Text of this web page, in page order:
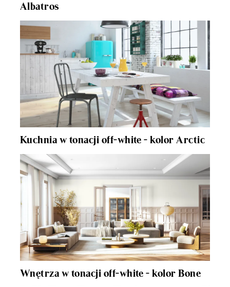
Albatros
Kuchnia w tonacji off-white - kolor Arctic
Wnętrza w tonacji off-white - kolor Bone